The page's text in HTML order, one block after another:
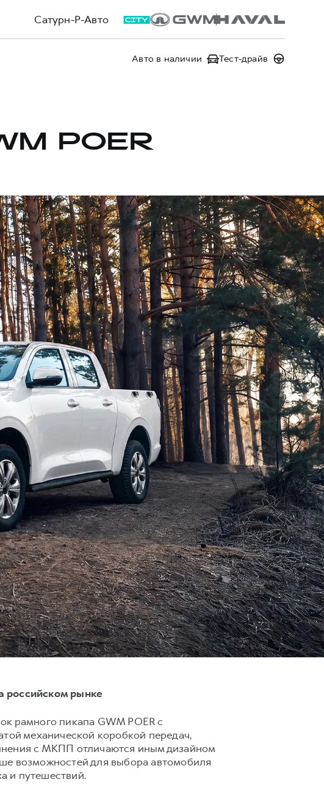
Сатурн-Р-Авто
Авто в наличии Тест-драйв
POER
российском рынке
рамного пикапа GWM POER с
механической коробкой передач,
с МКПП отличаются иным дизайном
возможностей для выбора автомобиля
и путешествий.